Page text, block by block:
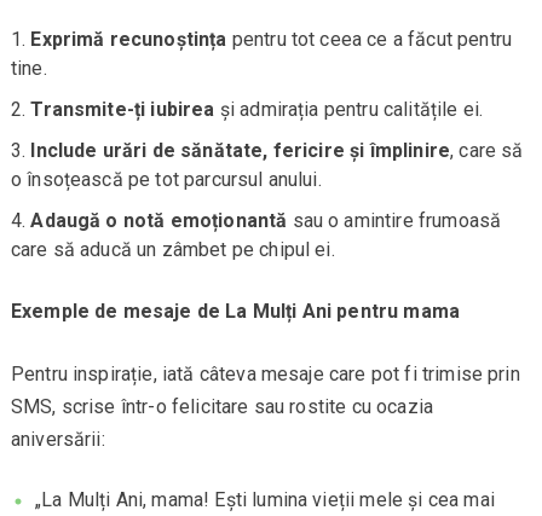
Exprimă recunoștința pentru tot ceea ce a făcut pentru
tine.
Transmite-ți iubirea și admirația pentru calitățile ei.
Include urări de sănătate, fericire și împlinire, care să
o însoțească pe tot parcursul anului.
Adaugă o notă emoționantă sau o amintire frumoasă
care să aducă un zâmbet pe chipul ei.
Exemple de mesaje de La Mulți Ani pentru mama
Pentru inspirație, iată câteva mesaje care pot fi trimise prin
SMS, scrise într-o felicitare sau rostite cu ocazia
aniversării:
„La Mulți Ani, mama! Ești lumina vieții mele și cea mai